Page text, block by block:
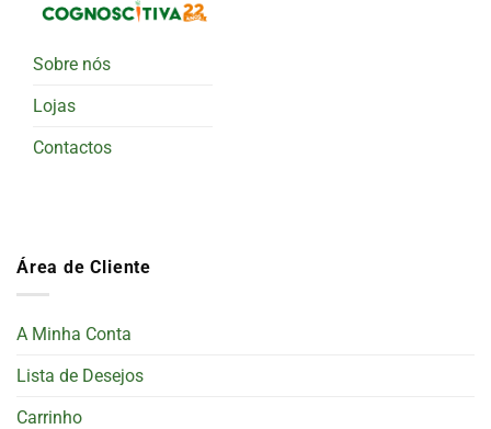
Sobre nós
Lojas
Contactos
Área de Cliente
A Minha Conta
Lista de Desejos
Carrinho